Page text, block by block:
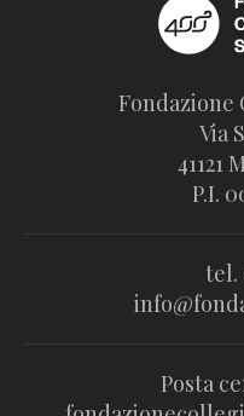
Fondazione
Via
41121
P.I.
tel.
Posta